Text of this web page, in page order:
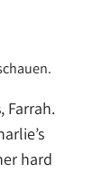
Farrah.
hard